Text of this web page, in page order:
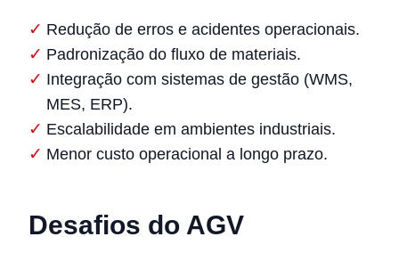
Redução de erros e acidentes operacionais.
Padronização do fluxo de materiais.
Integração com sistemas de gestão (WMS,
MES, ERP).
Escalabilidade em ambientes industriais.
Menor custo operacional a longo prazo.
Desafios do AGV